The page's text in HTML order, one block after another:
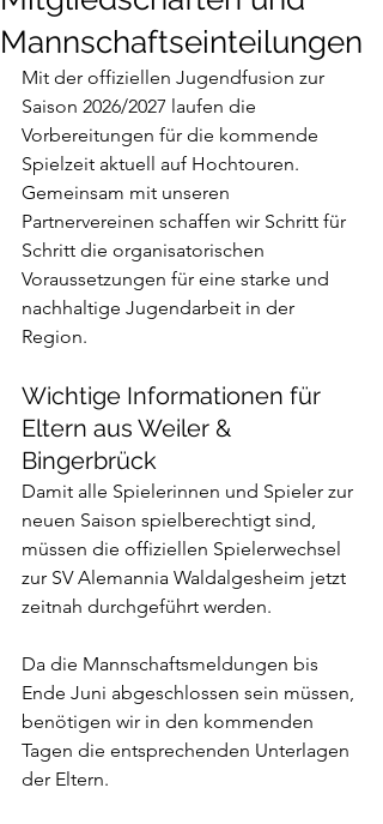
Mannschaftseinteilungen
Mit der offiziellen Jugendfusion zur
Saison 2026/2027 laufen die
Vorbereitungen für die kommende
Spielzeit aktuell auf Hochtouren.
Gemeinsam mit unseren
Partnervereinen schaffen wir Schritt für
Schritt die organisatorischen
Voraussetzungen für eine starke und
nachhaltige Jugendarbeit in der
Region.
Wichtige Informationen für
Eltern aus Weiler &
Bingerbrück
Damit alle Spielerinnen und Spieler zur
neuen Saison spielberechtigt sind,
müssen die offiziellen Spielerwechsel
zur SV Alemannia Waldalgesheim jetzt
zeitnah durchgeführt werden.
Da die Mannschaftsmeldungen bis
Ende Juni abgeschlossen sein müssen,
benötigen wir in den kommenden
Tagen die entsprechenden Unterlagen
der Eltern.